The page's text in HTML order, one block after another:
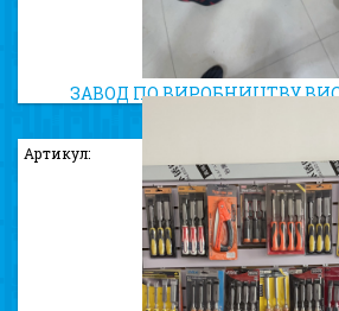
ЗАВОД ПО ВИРОБНИЦТВУ
Артикул: